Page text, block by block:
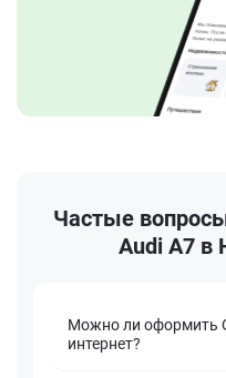
Частые
Audi A7 в
Можно ли оформить
интернет?